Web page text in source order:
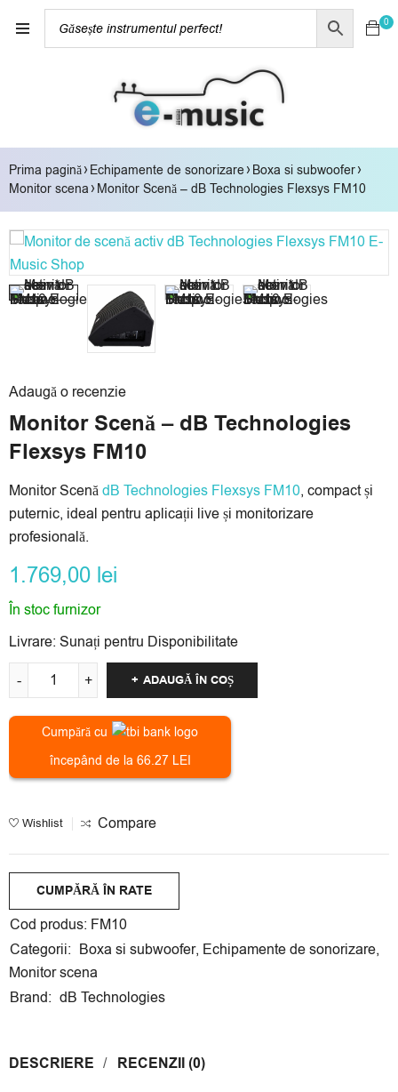
0
Prima pagină› Echipamente de sonorizare› Boxa si subwoofer›
Monitor scena › Monitor Scenă – dB Technologies Flexsys FM10
Adaugă o recenzie
Monitor Scenă – dB Technologies
Flexsys FM10
Monitor ScenădB Technologies Flexsys FM10, compact și
puternic, ideal pentru aplicații live și monitorizare
profesională.
1.769,00 lei
În stoc furnizor
Livrare: Sunați pentru Disponibilitate
ADAUGĂ ÎN COȘ
Cumpără cu
începând de la 66.27 LEI
Wishlist Compare
CUMPĂRĂ ÎN RATE
Cumpără acest produs în rate egale fără dobândă cu
cardul tăuCredit Europe Bank,Banca Transilvania,
Garanti Bank
Rate disponibile la Credit Europe Bank și Banca
3 luni:589.67 lei/lună
Cod produs: FM10
Categorii: Boxa si subwoofer, Echipamente de sonorizare,
Monitor scena
Brand: dB Technologies
DESCRIERE
RECENZII (0)